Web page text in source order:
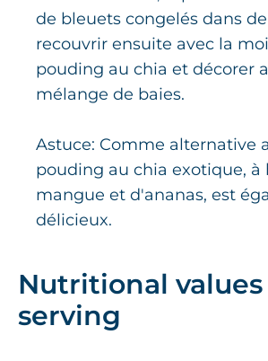
de bleuets congelés dans
recouvrir ensuite avec la
pouding au chia et décorer
mélange de baies.
Astuce: Comme alternative
pouding au chia exotique, à
mangue et d'ananas, est
délicieux.
Nutritional
serving